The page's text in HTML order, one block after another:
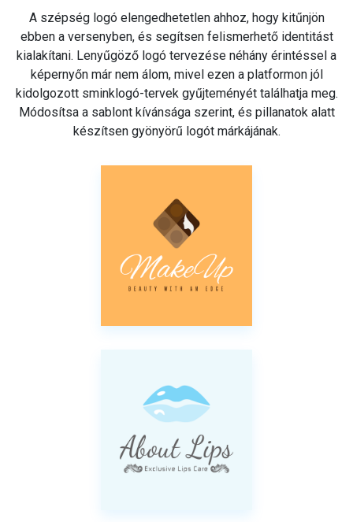
A szépség logó elengedhetetlen ahhoz, hogy kitűnjön
ebben a versenyben, és segítsen felismerhető identitást
kialakítani. Lenyűgöző logó tervezése néhány érintéssel a
képernyőn már nem álom, mivel ezen a platformon jól
kidolgozott sminklogó-tervek gyűjteményét találhatja meg.
Módosítsa a sablont kívánsága szerint, és pillanatok alatt
készítsen gyönyörű logót márkájának.